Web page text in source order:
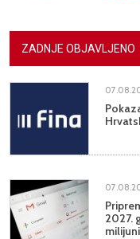
ZADNJE OBJAVLJENO
2027.
milijuni